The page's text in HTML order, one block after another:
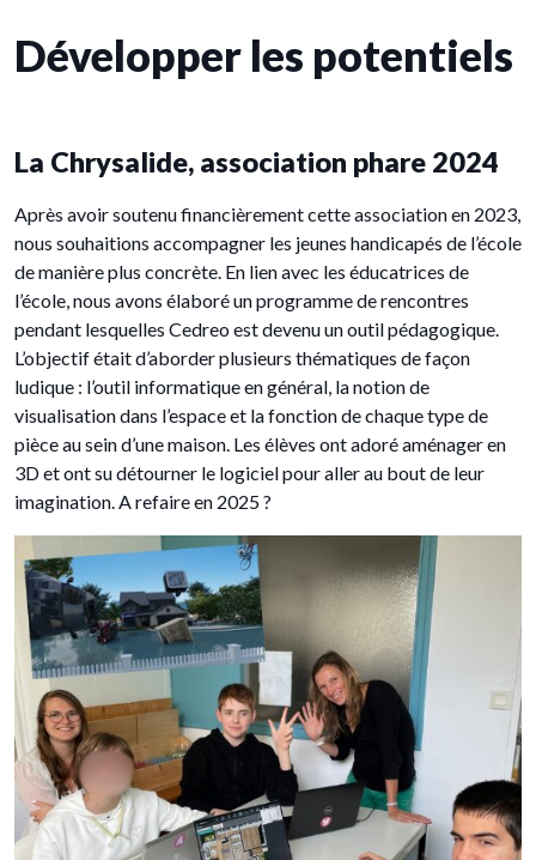
Développer les potentiels
La Chrysalide, association phare 2024
Après avoir soutenu financièrement cette association en 2023,
nous souhaitions accompagner les jeunes handicapés de l’école
de manière plus concrète. En lien avec les éducatrices de
l’école, nous avons élaboré un programme de rencontres
pendant lesquelles Cedreo est devenu un outil pédagogique.
L’objectif était d’aborder plusieurs thématiques de façon
ludique : l’outil informatique en général, la notion de
visualisation dans l’espace et la fonction de chaque type de
pièce au sein d’une maison. Les élèves ont adoré aménager en
3D et ont su détourner le logiciel pour aller au bout de leur
imagination. A refaire en 2025 ?